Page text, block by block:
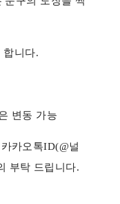
합니다.
변동 가능
카오톡ID(@널
부탁 드립니다.